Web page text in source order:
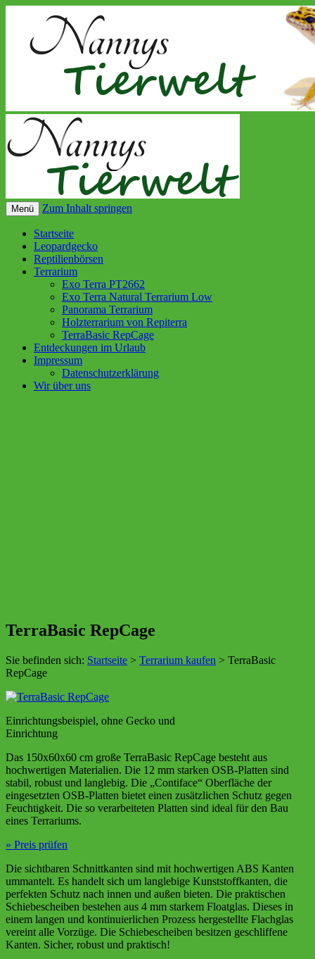
Menü Zum Inhalt springen
Startseite
Leopardgecko
Reptilienbörsen
Terrarium
Exo Terra PT2662
Exo Terra Natural Terrarium Low
Panorama Terrarium
Holzterrarium von Repiterra
TerraBasic RepCage
Entdeckungen im Urlaub
Impressum
Datenschutzerklärung
Wir über uns
TerraBasic RepCage
Sie befinden sich: Startseite > Terrarium kaufen > TerraBasic
RepCage
Einrichtungsbeispiel, ohne Gecko und
Einrichtung
Das 150x60x60 cm große TerraBasic RepCage besteht aus
hochwertigen Materialien. Die 12 mm starken OSB-Platten sind
stabil, robust und langlebig. Die „Contiface“ Oberfläche der
eingesetzten OSB-Platten bietet einen zusätzlichen Schutz gegen
Feuchtigkeit. Die so verarbeiteten Platten sind ideal für den Bau
eines Terrariums.
» Preis prüfen
Die sichtbaren Schnittkanten sind mit hochwertigen ABS Kanten
ummantelt. Es handelt sich um langlebige Kunststoffkanten, die
perfekten Schutz nach innen und außen bieten. Die praktischen
Schiebescheiben bestehen aus 4 mm starkem Floatglas. Dieses in
einem langen und kontinuierlichen Prozess hergestellte Flachglas
vereint alle Vorzüge. Die Schiebescheiben besitzen geschliffene
Kanten. Sicher, robust und praktisch!